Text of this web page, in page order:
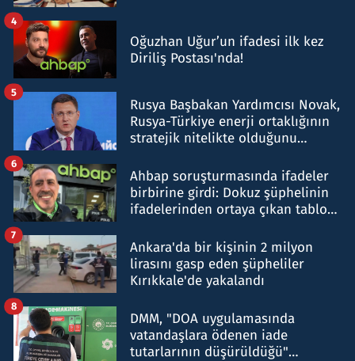
Oğuzhan Uğur’un ifadesi ilk kez
Diriliş Postası'nda!
4
Rusya Başbakan Yardımcısı Novak,
Rusya-Türkiye enerji ortaklığının
stratejik nitelikte olduğunu
5
Ahbap soruşturmasında ifadeler
birbirine girdi: Dokuz şüphelinin
ifadelerinden ortaya çıkan tablo
6
Ankara'da bir kişinin 2 milyon
lirasını gasp eden şüpheliler
Kırıkkale'de yakalandı
7
DMM, "DOA uygulamasında
vatandaşlara ödenen iade
tutarlarının düşürüldüğü"
8